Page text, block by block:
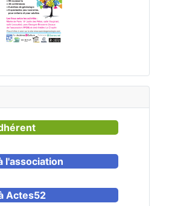
l'association
Actes52